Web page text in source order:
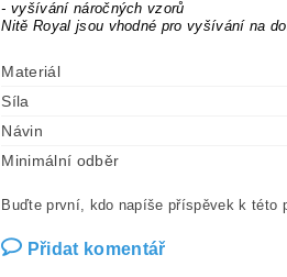
- vyšívání náročných vzorů
Nitě Royal jsou vhodné pro vyšívání na
Materiál
Síla
Návin
Minimální odběr
Buďte první, kdo napíše příspěvek k této
Přidat komentář